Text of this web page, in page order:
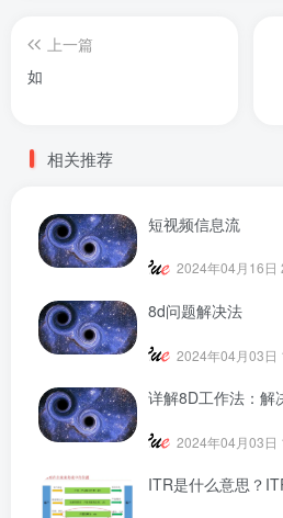
上一篇
如
相关推荐
短视频信息流
2024年04月16日
8d问题解决法
2024年04月03日
详解8D工作法：解
2024年04月03日
ITR是什么意思？